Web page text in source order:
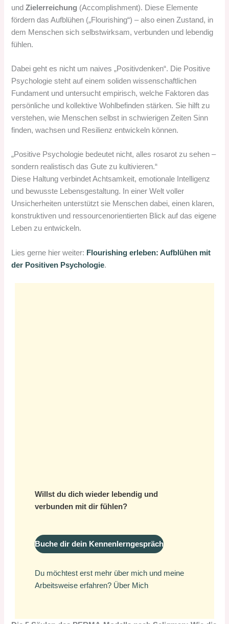
undZielerreichung (Accomplishment). Diese Elemente
fördern das Aufblühen („Flourishing“) – also einen Zustand, in
dem Menschen sich selbstwirksam, verbunden und lebendig
fühlen.
Dabei geht es nicht um naives „Positivdenken“. Die Positive
Psychologie steht auf einem soliden wissenschaftlichen
Fundament und untersucht empirisch, welche Faktoren das
persönliche und kollektive Wohlbefinden stärken. Sie hilft zu
verstehen, wie Menschen selbst in schwierigen Zeiten Sinn
finden, wachsen und Resilienz entwickeln können.
„Positive Psychologie bedeutet nicht, alles rosarot zu sehen –
sondern realistisch das Gute zu kultivieren.“
Diese Haltung verbindet Achtsamkeit, emotionale Intelligenz
und bewusste Lebensgestaltung. In einer Welt voller
Unsicherheiten unterstützt sie Menschen dabei, einen klaren,
konstruktiven und ressourcenorientierten Blick auf das eigene
Leben zu entwickeln.
Lies gerne hier weiter: Flourishing erleben: Aufblühen mit
der Positiven Psychologie.
Willst du dich wieder lebendig und
verbunden mit dir fühlen?
Buche dir dein Kennenlerngespräch
Du möchtest erst mehr über mich und meine
Arbeitsweise erfahren? Über Mich